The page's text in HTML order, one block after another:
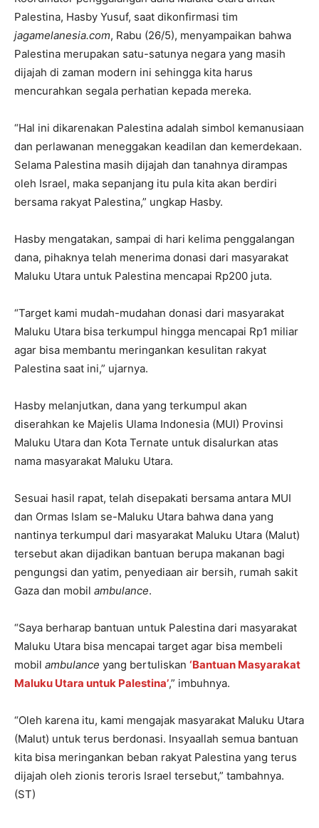
Palestina, Hasby Yusuf, saat dikonfirmasi tim
jagamelanesia.com, Rabu (26/5), menyampaikan bahwa
Palestina merupakan satu-satunya negara yang masih
dijajah di zaman modern ini sehingga kita harus
mencurahkan segala perhatian kepada mereka.
“Hal ini dikarenakan Palestina adalah simbol kemanusiaan
dan perlawanan meneggakan keadilan dan kemerdekaan.
Selama Palestina masih dijajah dan tanahnya dirampas
oleh Israel, maka sepanjang itu pula kita akan berdiri
bersama rakyat Palestina,” ungkap Hasby.
Hasby mengatakan, sampai di hari kelima penggalangan
dana, pihaknya telah menerima donasi dari masyarakat
Maluku Utara untuk Palestina mencapai Rp200 juta.
“Target kami mudah-mudahan donasi dari masyarakat
Maluku Utara bisa terkumpul hingga mencapai Rp1 miliar
agar bisa membantu meringankan kesulitan rakyat
Palestina saat ini,” ujarnya.
Hasby melanjutkan, dana yang terkumpul akan
diserahkan ke Majelis Ulama Indonesia (MUI) Provinsi
Maluku Utara dan Kota Ternate untuk disalurkan atas
nama masyarakat Maluku Utara.
Sesuai hasil rapat, telah disepakati bersama antara MUI
dan Ormas Islam se-Maluku Utara bahwa dana yang
nantinya terkumpul dari masyarakat Maluku Utara (Malut)
tersebut akan dijadikan bantuan berupa makanan bagi
pengungsi dan yatim, penyediaan air bersih, rumah sakit
Gaza dan mobil ambulance.
“Saya berharap bantuan untuk Palestina dari masyarakat
Maluku Utara bisa mencapai target agar bisa membeli
mobil ambulance yang bertuliskan ‘Bantuan Masyarakat
Maluku Utara untuk Palestina’,” imbuhnya.
“Oleh karena itu, kami mengajak masyarakat Maluku Utara
(Malut) untuk terus berdonasi. Insyaallah semua bantuan
kita bisa meringankan beban rakyat Palestina yang terus
dijajah oleh zionis teroris Israel tersebut,” tambahnya.
(ST)